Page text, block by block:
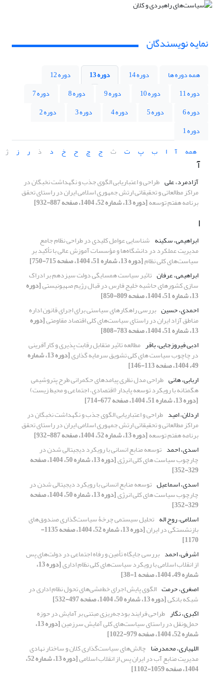
نمایه نویسندگان
همه دوره ها دوره 14 دوره 13
دوره 12
دوره 11
دوره 10 دوره 9 دوره 8
دوره 7
دوره 6
دوره 5 دوره 4 دوره 3
دوره 2
دوره 1
همه
آ ا ب پ ت ث ج چ ح خ د ذ ر ز ژ
آ
آزادمرد، علی طراحی و اعتباریابی الگوی جذب و نگهداشت نخبگان در
مراکز مطالعاتی و تحقیقاتی ارتش جمهوری اسلامی ایران در راستای تحقق
برنامه هفتم توسعه[دوره 13، شماره 52، 1404، صفحه 887-932]
ا
ابراهیمی، سکینه شناسایی عوامل کلیدی در طراحی نظام جامع
مدیریت عملکرد در دانشگاه‌ها و مؤسسات آموزش عالی با تأکید بر
سیاست‌های کلی نظام[دوره 13، شماره 51، 1404، صفحه 715-750]
ابراهیمی، عرفان تاثیر سیاست همسایگی دولت سیزدهم بر ادراک
سازی کشورهای حاشیه خلیج فارس در قبال رژیم صهیونیستی[دوره
13، شماره 51، 1404، صفحه 809-850]
احمدی، حسین بررسی راهکارهای سیاستی برای اجرای قانون اداره
مناطق آزاد ایران در راستای سیاست‌های کلی اقتصاد مقاومتی[دوره
13، شماره 51، 1404، صفحه 783-808]
ادبی فیروزجایی، باقر مطالعه تاثیر متقابل رقابت پذیری و کارآفرینی
در چاچوب سیاست های کلی تشویق سرمایه گذاری [دوره 13، شماره
49، 1404، صفحه 113-146]
اربابی، هانی طراحی مدل نظری پیامدهای حکمرانی طرح پتروشیمی
هگمتانه با رویکرد توسعه پایدار (اقتصادی، اجتماعی و محیط زیست)
[دوره 13، شماره 51، 1404، صفحه 677-714]
اردلان، امید طراحی و اعتباریابی الگوی جذب و نگهداشت نخبگان در
مراکز مطالعاتی و تحقیقاتی ارتش جمهوری اسلامی ایران در راستای تحقق
برنامه هفتم توسعه[دوره 13، شماره 52، 1404، صفحه 887-932]
اسدی، احمد توسعه منابع انسانی با رویکرد دیجیتالی شدن در
چارچوب سیاست های کلی انرژی [دوره 13، شماره 50، 1404، صفحه
329-352]
اسدی، اسماعیل توسعه منابع انسانی با رویکرد دیجیتالی شدن در
چارچوب سیاست های کلی انرژی [دوره 13، شماره 50، 1404، صفحه
329-352]
اسلامی، روح اله تحلیل سیستمی چرخۀ سیاست‌گذاری صندوق‌های
بازنشستگی در ایران [دوره 13، شماره 52، 1404، صفحه 1135-
1170]
اشرفی، احمد بررسی جایگاه تأمین و رفاه اجتماعی در دولت‌های پس
از انقلاب اسلامی با رویکرد سیاست‌های کلی نظام اداری [دوره 13،
شماره 49، 1404، صفحه 1-38]
اصغری، حرمت الگوی پایش اجرای خط‌مشی‌های تحول نظام اداری در
شبکه بانکی[دوره 13، شماره 50، 1404، صفحه 497-532]
اکبری، نگار طراحی فرایند بودجه‌ریزی مبتنی بر آمایش در حوزه
حمل‌ونقل در راستای سیاست‌های کلی آمایش سرزمین [دوره 13،
شماره 52، 1404، صفحه 979-1022]
اللهیاری، محمدرضا چالش‌های سیاست‌گذاری کلان و ساختار نهادی
مدیریت منابع آب در ایران پس از انقلاب اسلامی [دوره 13، شماره 52،
1404، صفحه 1059-1102]